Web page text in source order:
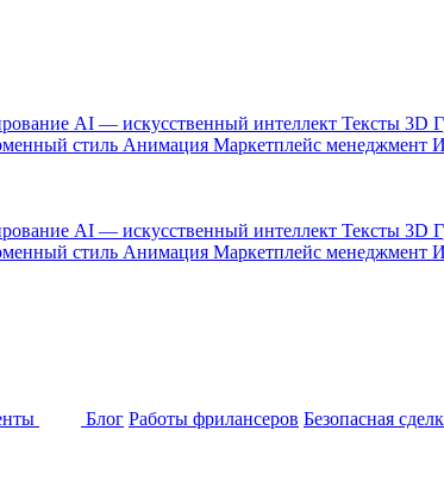
AI — искусственный интеллект Тексты 3D
стиль Анимация Маркетплейс менеджмент
AI — искусственный интеллект Тексты 3D
стиль Анимация Маркетплейс менеджмент
Блог Работы фрилансеров Безопасная